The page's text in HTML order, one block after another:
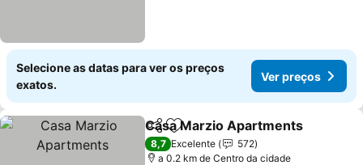
Selecione as datas para ver os preços
exatos.
Ver preços
PartilharAdicionar aos favoritos
Casa Marzio Apartments
8,7 Excelente
572
a 0.2 km de Centro da cidade